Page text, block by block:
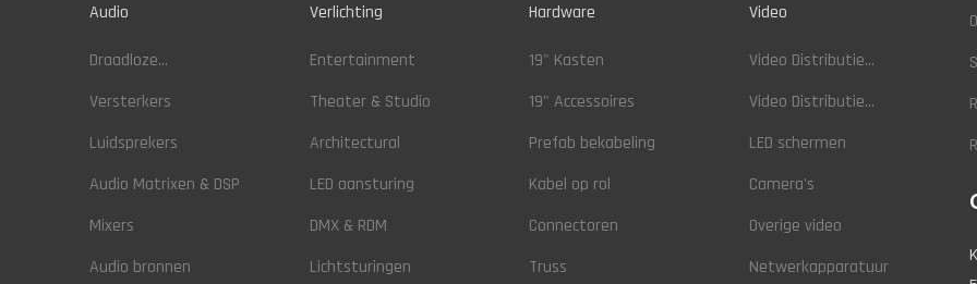
Audio
Draadloze...
Versterkers
Luidsprekers
Audio Matrixen & DSP
Mixers
Audio bronnen
Verlichting
Entertainment
Theater & Studio
Architectural
LED aansturing
DMX & RDM
Lichtsturingen
Hardware
19" Kasten
19" Accessoires
Prefab bekabeling
Kabel op rol
Connectoren
Truss
Video
Video Distributie...
Video Distributie...
LED schermen
Camera's
Overige video
Netwerkapparatuur